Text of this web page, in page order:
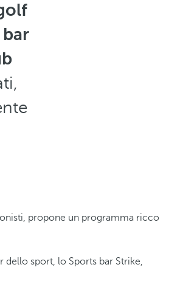
bar
propone un programma ricco
dello sport, lo Sports bar Strike,